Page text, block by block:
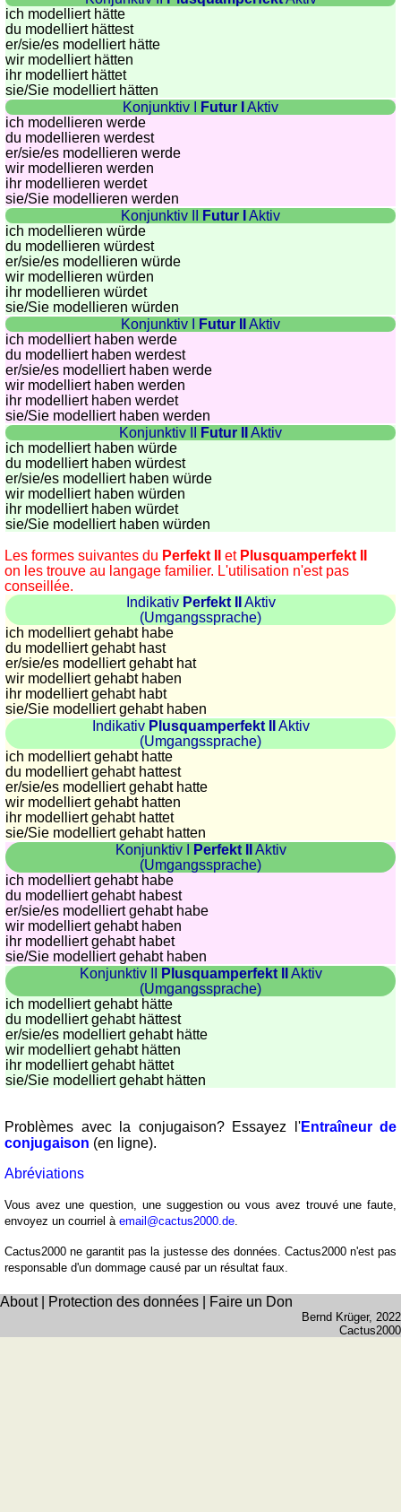
pays
Plus
de
jeux
Entraineur
de
mémoire
Entraineur
de
mathématiques
Puzzle
Quiz
animaux
Trouvez
les
différences
ich modelliert hätte
du modelliert hättest
er/sie/es modelliert hätte
wir modelliert hätten
ihr modelliert hättet
sie/Sie modelliert hätten
Konjunktiv I
Futur I
Aktiv
ich modellieren werde
du modellieren werdest
er/sie/es modellieren werde
wir modellieren werden
ihr modellieren werdet
sie/Sie modellieren werden
Konjunktiv II
Futur I
Aktiv
ich modellieren würde
du modellieren würdest
er/sie/es modellieren würde
wir modellieren würden
ihr modellieren würdet
sie/Sie modellieren würden
Konjunktiv I
Futur II
Aktiv
ich modelliert haben werde
du modelliert haben werdest
er/sie/es modelliert haben werde
wir modelliert haben werden
ihr modelliert haben werdet
sie/Sie modelliert haben werden
Konjunktiv II
Futur II
Aktiv
ich modelliert haben würde
du modelliert haben würdest
er/sie/es modelliert haben würde
wir modelliert haben würden
ihr modelliert haben würdet
sie/Sie modelliert haben würden
Les formes suivantes du Perfekt II et Plusquamperfekt II
on les trouve au langage familier. L'utilisation n'est pas
conseillée.
Indikativ Perfekt II
Aktiv
(Umgangssprache)
ich modelliert gehabt habe
du modelliert gehabt hast
er/sie/es modelliert gehabt hat
wir modelliert gehabt haben
ihr modelliert gehabt habt
sie/Sie modelliert gehabt haben
Indikativ Plusquamperfekt II
Aktiv
(Umgangssprache)
ich modelliert gehabt hatte
du modelliert gehabt hattest
er/sie/es modelliert gehabt hatte
wir modelliert gehabt hatten
ihr modelliert gehabt hattet
sie/Sie modelliert gehabt hatten
Konjunktiv I
Perfekt II
Aktiv
(Umgangssprache)
ich modelliert gehabt habe
du modelliert gehabt habest
er/sie/es modelliert gehabt habe
wir modelliert gehabt haben
ihr modelliert gehabt habet
sie/Sie modelliert gehabt haben
Konjunktiv II
Plusquamperfekt II
Aktiv
(Umgangssprache)
ich modelliert gehabt hätte
du modelliert gehabt hättest
er/sie/es modelliert gehabt hätte
wir modelliert gehabt hätten
ihr modelliert gehabt hättet
sie/Sie modelliert gehabt hätten
Problèmes avec la conjugaison? Essayez l'Entraîneur de
conjugaison (en ligne).
Abréviations
Vous avez une question, une suggestion ou vous avez trouvé une faute,
envoyez un courriel à email@cactus2000.de.
Cactus2000 ne garantit pas la justesse des données. Cactus2000 n'est pas
responsable d'un dommage causé par un résultat faux.
About| Protection des données Faire un Don
Bernd Krüger, 2022
Cactus2000